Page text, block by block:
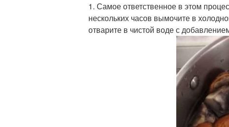
1. Самое ответственное в этом
нескольких часов вымочите в
отварите в чистой воде с